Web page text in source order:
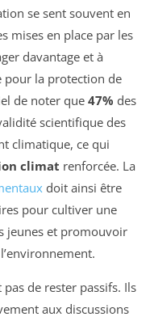
se sent souvent en
mises en place par les
davantage et à
pour la protection de
de noter que 47% des
scientifique des
climatique, ce qui
climat renforcée. La
doit ainsi être
pour cultiver une
jeunes et promouvoir
de rester passifs. Ils
aux discussions